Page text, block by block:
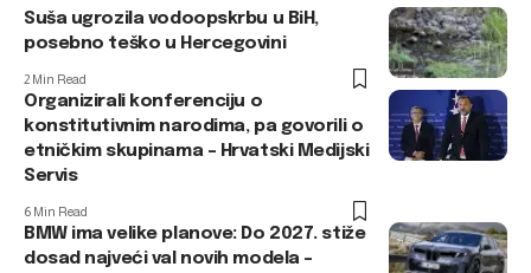
Suša ugrozila vodoopskrbu u BiH,
posebno teško u Hercegovini
2 Min Read
Organizirali konferenciju o
konstitutivnim narodima, pa govorili o
etničkim skupinama – Hrvatski Medijski
Servis
6 Min Read
BMW ima velike planove: Do 2027. stiže
dosad najveći val novih modela –